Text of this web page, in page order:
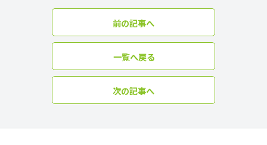
前の記事へ
一覧へ戻る
次の記事へ